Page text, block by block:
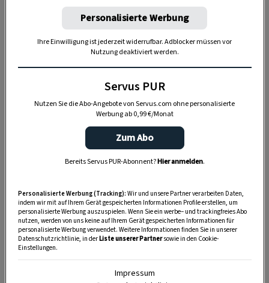
Personalisierte Werbung
Ihre Einwilligung ist jederzeit widerrufbar. Adblocker müssen vor
Nutzung deaktiviert werden.
Servus PUR
Nutzen Sie die Abo-Angebote von Servus.com ohne personalisierte
Werbung ab 0,99 €/Monat
Zum Abo
Bereits Servus PUR-Abonnent?Hier anmelden.
Personalisierte Werbung (Tracking): Wir und unsere Partner verarbeiten Daten,
indem wir mit auf Ihrem Gerät gespeicherten Informationen Profile erstellen, um
personalisierte Werbung auszuspielen. Wenn Sie ein werbe– und trackingfreies Abo
nutzen, werden von uns keine auf Ihrem Gerät gespeicherten Informationen für
personalisierte Werbung verwendet. Weitere Informationen finden Sie in unserer
Datenschutzrichtlinie, in derListe unserer Partnersowie in den Cookie-
Einstellungen.
Impressum